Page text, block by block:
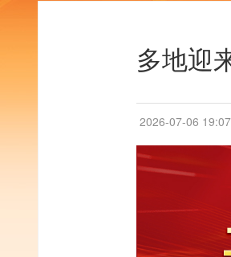
多地迎
2026-07-06 19:07